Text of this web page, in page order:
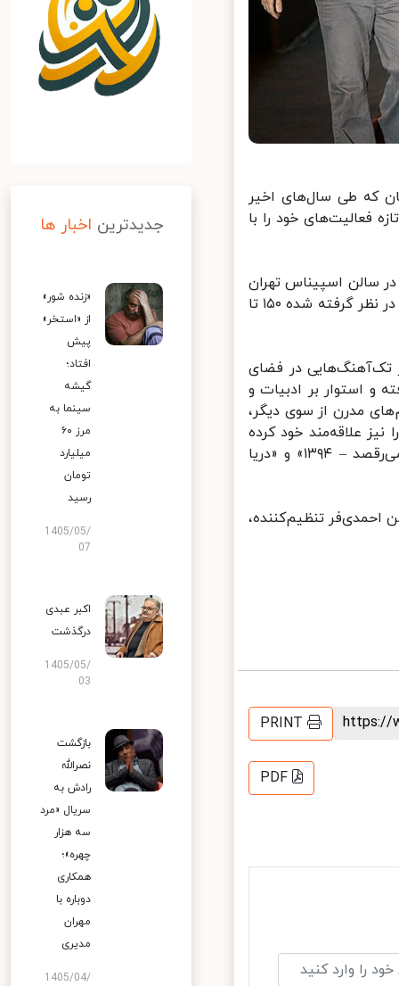
که طی سال‌های اخیر
فعالیت‌های خود را با
سالن اسپیناس تهران
پیش روی مخاطبان قرار می‌گیرد. این در حالی است که قیمت بلیت کنسرت در نظر گرفته شده ۱۵۰ تا
در فضای
و استوار بر ادبیات و
مدرن از سوی دیگر،
علاقه‌مند خود کرده
است. این گروه طی سال‌های اخیر آلبوم‌های «باران تویی -۱۳۹۲»، «جاده می‌رقصد – ۱۳۹۴» و «دریا
تنظیم‌کننده،
PRINT
PDF
جدیدترین اخبار ها
«زنده شور»
از «استخر»
پیش
افتاد؛
گیشه
سینما به
مرز ۶۰
میلیارد
تومان
رسید
1405/05/
07
اکبر عبدی
درگذشت
1405/05/
03
بازگشت
نصرالله
رادش به
سریال «مرد
سه هزار
چهره»؛
همکاری
دوباره با
مهران
مدیری
1405/04/